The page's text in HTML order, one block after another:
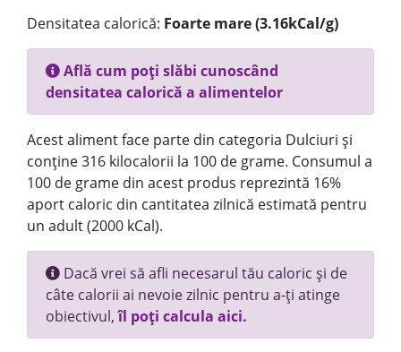
Densitatea calorică: Foarte mare (3.16kCal/g)
Află cum poți slăbi cunoscând
densitatea calorică a alimentelor
Acest aliment face parte din categoria Dulciuri și
conține 316 kilocalorii la 100 de grame. Consumul a
100 de grame din acest produs reprezintă 16%
aport caloric din cantitatea zilnică estimată pentru
un adult (2000 kCal).
Dacă vrei să afli necesarul tău caloric și de
câte calorii ai nevoie zilnic pentru a-ți atinge
obiectivul,îl poți calcula aici.